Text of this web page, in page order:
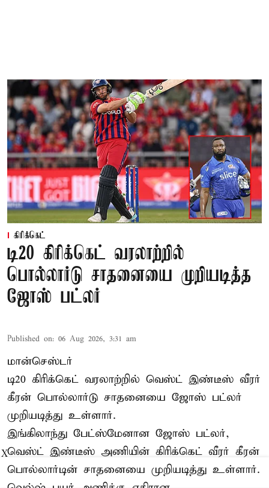
கிரிக்கெட்
டி20 கிரிக்கெட் வரலாற்றில்
பொல்லார்டு சாதனையை முறியடித்த
ஜோஸ் பட்லர்
Published on: 06 Aug 2026, 3:31 am
மான்செஸ்டர்
டி20 கிரிக்கெட் வரலாற்றில் வெஸ்ட் இண்டீஸ் வீரர்
கீரன் பொல்லார்டு சாதனையை ஜோஸ் பட்லர்
முறியடித்து உள்ளார்.
இங்கிலாந்து பேட்ஸ்மேனான ஜோஸ் பட்லர்,
வெஸ்ட் இண்டீஸ் அணியின் கிரிக்கெட் வீரர் கீரன்
பொல்லார்டின் சாதனையை முறியடித்து உள்ளார்.
X